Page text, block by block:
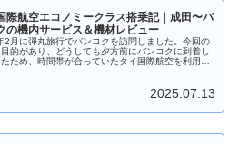
際航空エコノミークラス搭乗記｜成田〜バ
の機内サービス＆機材レビュー
2月に弾丸旅行でバンコクを訪問しました。今回の
的があり、どうしても夕方前にバンコクに到着し
ため、時間帯が合っていたタイ国際航空を利用し
2025.07.13